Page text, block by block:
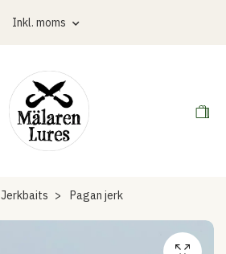
Inkl. moms
Jerkbaits Pagan jerk